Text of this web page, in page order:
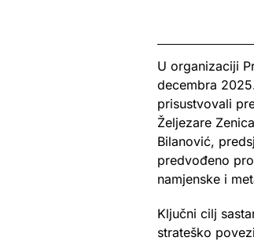
U organizaciji
decembra
prisustvovali
Željezare
Bilanović,
predvođeno
namjenske i
Ključni cilj
strateško